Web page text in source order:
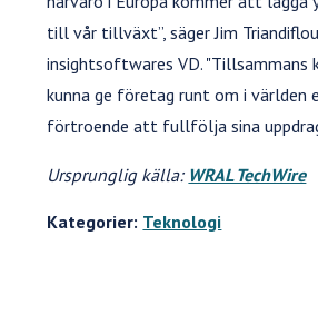
till vår tillväxt”, säger Jim Triandiflou,
insightsoftwares VD. "Tillsammans
kunna ge företag runt om i världen
förtroende att fullfölja sina
Ursprunglig källa: WRAL TechWire
Kategorier: Teknologi